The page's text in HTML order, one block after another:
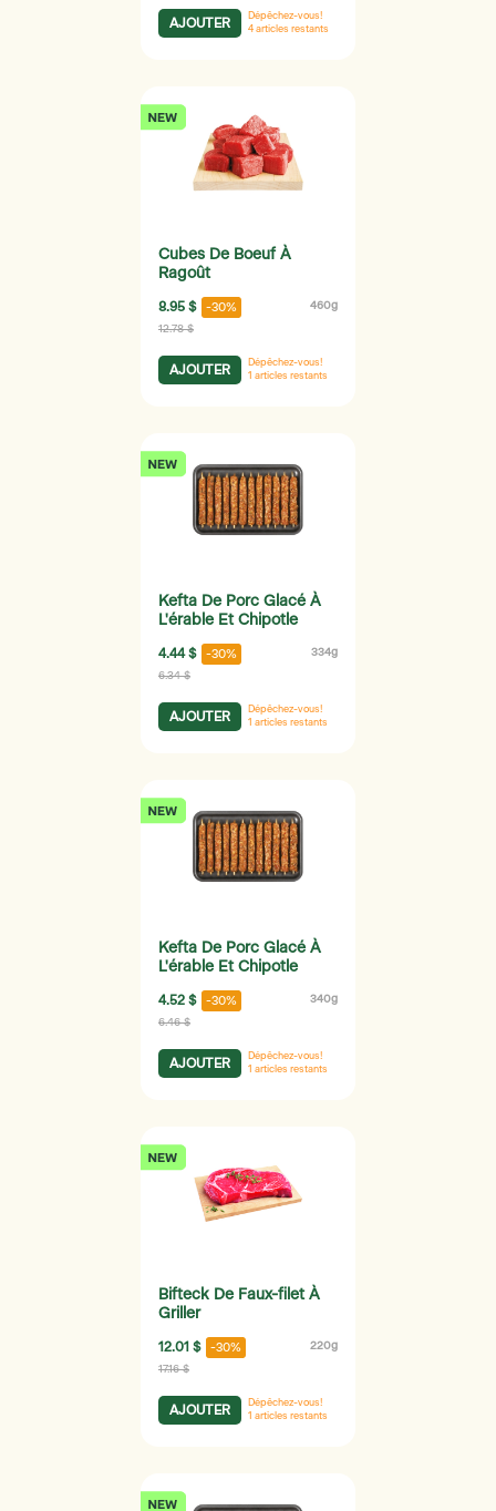
AJOUTER
Dépêchez-vous!
4 articles restants
Cubes De Boeuf À
Ragoût
8.95 $ -30% 460g
12.78 $
AJOUTER
Dépêchez-vous!
1 articles restants
Kefta De Porc Glacé À
L'érable Et Chipotle
4.44 $ -30% 334g
6.34 $
AJOUTER
Dépêchez-vous!
1 articles restants
Kefta De Porc Glacé À
L'érable Et Chipotle
4.52 $ -30% 340g
6.46 $
AJOUTER
Dépêchez-vous!
1 articles restants
Bifteck De Faux-filet À
Griller
12.01 $ -30% 220g
17.16 $
AJOUTER
Dépêchez-vous!
1 articles restants